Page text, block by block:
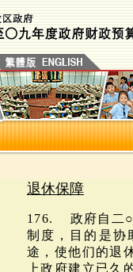
退休保障
176. 政府自二
制度，目的是协
途，使他们的退
上政府建立已久